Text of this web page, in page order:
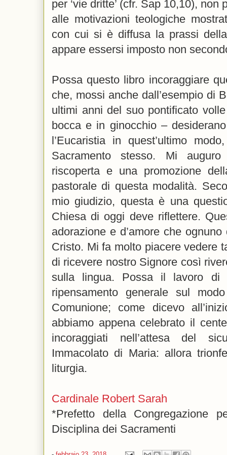
per ‘vie dritte’ (cfr. Sap 10,10),
alle motivazioni teologiche
con cui si è diffusa la prassi
appare essersi imposto non
Possa questo libro incoraggiare
che, mossi anche dall’esempio di
ultimi anni del suo pontificato
bocca e in ginocchio –
l’Eucaristia in quest’ultimo
Sacramento stesso. Mi
riscoperta e una promozione
pastorale di questa modalità.
mio giudizio, questa è una
Chiesa di oggi deve riflettere.
adorazione e d’amore che
Cristo. Mi fa molto piacere vedere
di ricevere nostro Signore così
sulla lingua. Possa il lavoro di
ripensamento generale sul
Comunione; come dicevo
abbiamo appena celebrato il
incoraggiati nell’attesa del
Immacolato di Maria: allora
liturgia.
Cardinale Robert Sarah
*Prefetto della Congregazione
Disciplina dei Sacramenti